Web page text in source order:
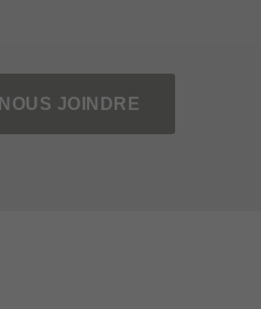
NOUS JOINDRE